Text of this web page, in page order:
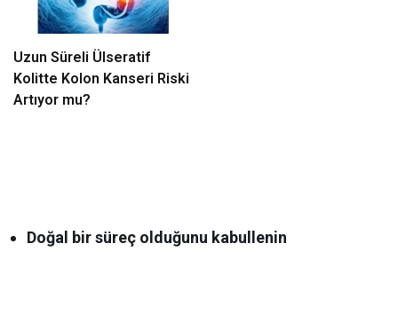
Uzun Süreli Ülseratif
Kolitte Kolon Kanseri Riski
Artıyor mu?
Doğal bir süreç olduğunu kabullenin